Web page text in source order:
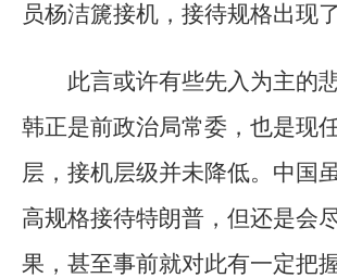
员杨洁篪接机，接待规格出现了
此言或许有些先入为主的
韩正是前政治局常委，也是现
层，接机层级并未降低。中国
高规格接待特朗普，但还是会
果，甚至事前就对此有一定把握